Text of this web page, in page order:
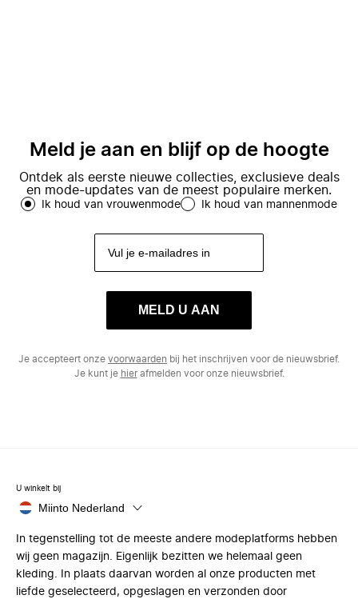
Meld je aan en blijf op de hoogte
Ontdek als eerste nieuwe collecties, exclusieve deals
en mode-updates van de meest populaire merken.
Ik houd van vrouwenmode Ik houd van mannenmode
MELD U AAN
Je accepteert onze voorwaarden bij het inschrijven voor de nieuwsbrief.
Je kunt je hierafmelden voor onze nieuwsbrief.
U winkelt bij
Miinto Nederland
In tegenstelling tot de meeste andere modeplatforms hebben
wij geen magazijn. Eigenlijk bezitten we helemaal geen
kleding. In plaats daarvan worden al onze producten met
liefde geselecteerd, opgeslagen en verzonden door